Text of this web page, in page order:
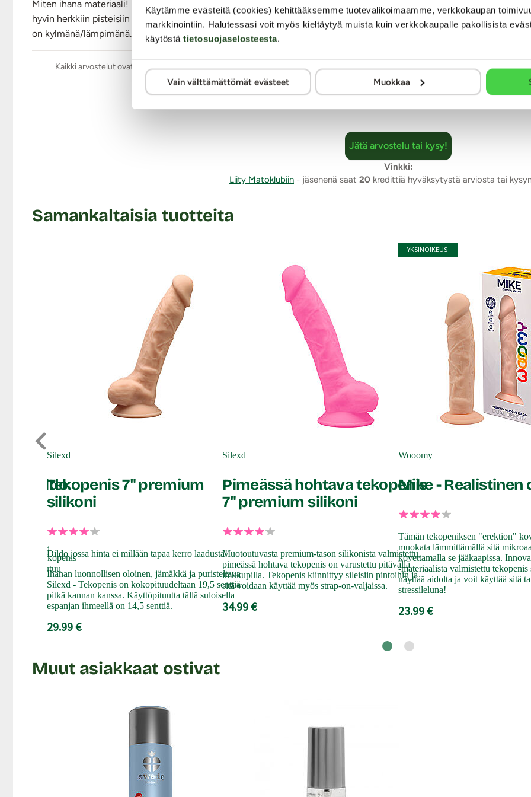
Käytämme evästeitä (cookies) kehittääksemme tuotevalikoimaamme, verkkokaupan
markkinointiin. Halutessasi voit myös kieltäytyä muista kuin verkkokaupalle pakollisista
käytöstä tietosuojaselosteesta.
Vain välttämättömät evästeet Muokkaa
Väri: Lila
Lähetyspaketin koko: 30 x 21 x 13 cm
Lähetyksen paino: ~ 0.5 kg
Miten ihana materiaali! Eipä ole ennen näin kimmoisaa ja mukautuvaa silikonidildoa tullut vastaan. Koko on oikein
hyvin herkkiin pisteisiin muttei kuitenkaan riko ja revi paikkoja paksuudellaan. Imukuppi pitää napakasti. Tuskin
on kylmänä/lämpimänä.
Kaikki arvostelut ovat aitoja ja oikeiden asiakkaiden antamia. Arviointi tapahtuu nimimerkillä yksityisyyden suojaamiseksi.
muuten kaikki julkaistaan sellaisenaan.
Jätä arvostelu tai kysy!
Vinkki:
Liity Matoklubiin - jäsenenä saat 20 kredittiä hyväksytystä arviosta tai
Samankaltaisia tuotteita
dildo
koollaan ja
sopiva tekopenis
joka palautuu
Silexd
Tekopenis 7" premium
silikoni
Dildo jossa hinta ei millään tapaa kerro laadusta!
Ihanan luonnollisen oloinen, jämäkkä ja puristeltava
Silexd - Tekopenis on kokopituudeltaan 19,5 senttiä
pitkä kannan kanssa. Käyttöpituutta tällä suloisella
espanjan ihmeellä on 14,5 senttiä.
29.99 €
Silexd
Pimeässä hohtava tekopenis
7" premium silikoni
Muotoutuvasta premium-tason silikonista valmistettu,
pimeässä hohtava tekopenis on varustettu pitävällä
imukupilla. Tekopenis kiinnittyy sileisiin pintoihin ja
sitä voidaan käyttää myös strap-on-valjaissa.
34.99 €
YKSINOIKEUS
Wooomy
Mike - Realistinen
Tämän tekopeniksen "erektion"
muokata lämmittämällä sitä
kovettamalla se jääkaapissa.
-materiaalista valmistettu tekopenis
näyttää aidolta ja voit käyttää sitä
stressileluna!
23.99 €
Muut asiakkaat ostivat